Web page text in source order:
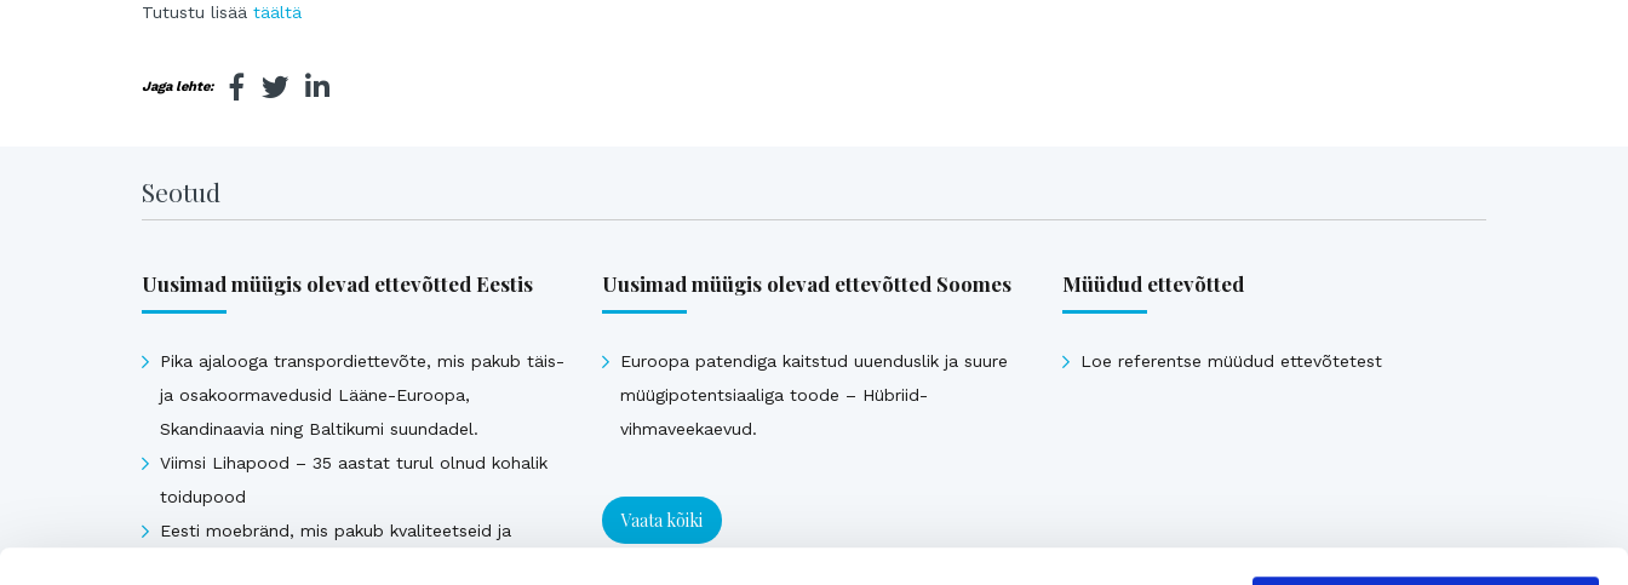
Tutustu lisää täältä
Jaga lehte:
Seotud
Uusimad müügis olevad ettevõtted Eestis
Pika ajalooga transpordiettevõte, mis pakub täis-
ja osakoormavedusid Lääne-Euroopa,
Skandinaavia ning Baltikumi suundadel.
Viimsi Lihapood – 35 aastat turul olnud kohalik
toidupood
Eesti moebränd, mis pakub kvaliteetseid ja
Uusimad müügis olevad ettevõtted Soomes
Euroopa patendiga kaitstud uuenduslik ja suure
müügipotentsiaaliga toode – Hübriid-
vihmaveekaevud.
Vaata kõiki
Müüdud ettevõtted
Loe referentse müüdud ettevõtetest